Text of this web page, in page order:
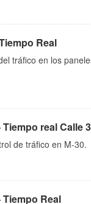
Real
tráfico en los
real Calle
de tráfico en M-30.
Real